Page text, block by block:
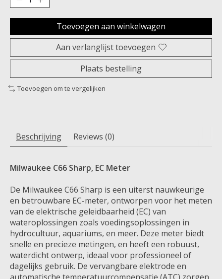
Toevoegen aan winkelwagen
Aan verlanglijst toevoegen
Plaats bestelling
Toevoegen om te vergelijken
Beschrijving Reviews (0)
Milwaukee C66 Sharp, EC Meter
De Milwaukee C66 Sharp is een uiterst nauwkeurige
en betrouwbare EC-meter, ontworpen voor het meten
van de elektrische geleidbaarheid (EC) van
wateroplossingen zoals voedingsoplossingen in
hydrocultuur, aquariums, en meer. Deze meter biedt
snelle en precieze metingen, en heeft een robuust,
waterdicht ontwerp, ideaal voor professioneel of
dagelijks gebruik. De vervangbare elektrode en
automatische temperatuurcompensatie (ATC) zorgen